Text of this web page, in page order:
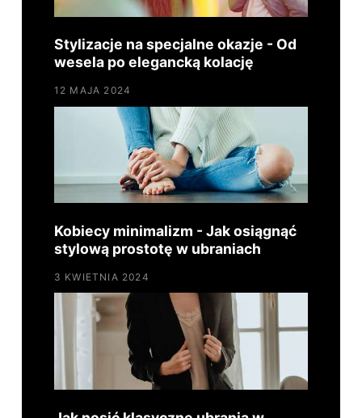
Stylizacje na specjalne okazje - Od
wesela po elegancką kolację
12 MAJA 2024
Kobiecy minimalizm - Jak osiągnąć
stylową prostotę w ubraniach
3 KWIETNIA 2024